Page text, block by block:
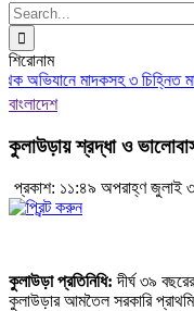
Search
for:
শিরোনাম
অভিযানে মাদকসহ ৩ চিহ্নিত
বাংলাদেশ
কুলাউড়ায় শ্রদ্ধা ও
প্রকাশ: ১১:৪৯ অপরাহ্ণ জুলাই
কুলাউড়া প্রতিনিধি: দীর্ঘ ৩৯
কুলাউড়ার আমতৈল সরকারি